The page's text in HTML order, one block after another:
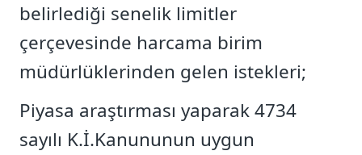
belirlediği senelik limitler
çerçevesinde harcama birim
müdürlüklerinden gelen istekleri;
Piyasa araştırması yaparak 4734
sayılı K.İ.Kanununun uygun